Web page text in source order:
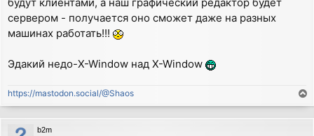
сервером - получается оно сможет даже на разных
машинах работать!!!
Эдакий недо-X-Window над X-Window
https://mastodon.social/@Shaos
o
p
b2m